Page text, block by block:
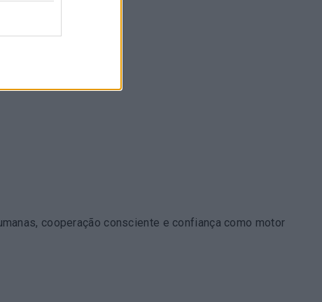
cooperação consciente e confiança como motor